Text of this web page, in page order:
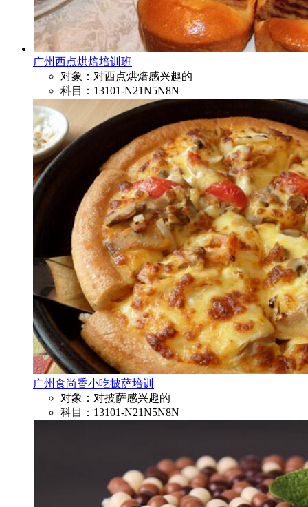
广州西点烘焙培训班
对象：对西点烘焙感兴趣的
科目：13101-N21N5N8N
广州食尚香小吃披萨培训
对象：对披萨感兴趣的
科目：13101-N21N5N8N